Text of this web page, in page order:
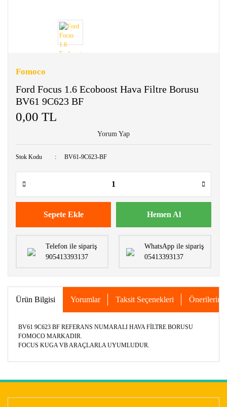
Fomoco
Ford Focus 1.6 Ecoboost Hava Filtre Borusu
BV61 9C623 BF
0,00 TL
Yorum Yap
Stok Kodu BV61-9C623-BF
Sepete Ekle Hemen Al
Telefon ile sipariş
905413393137
WhatsApp ile sipariş
05413393137
Ürün Bilgisi Yorumlar Taksit Seçenekleri Önerileriniz
BV61 9C623 BF REFERANS NUMARALI HAVA FİLTRE BORUSU
FOMOCO MARKADIR.
FOCUS KUGA VB ARAÇLARLA UYUMLUDUR.